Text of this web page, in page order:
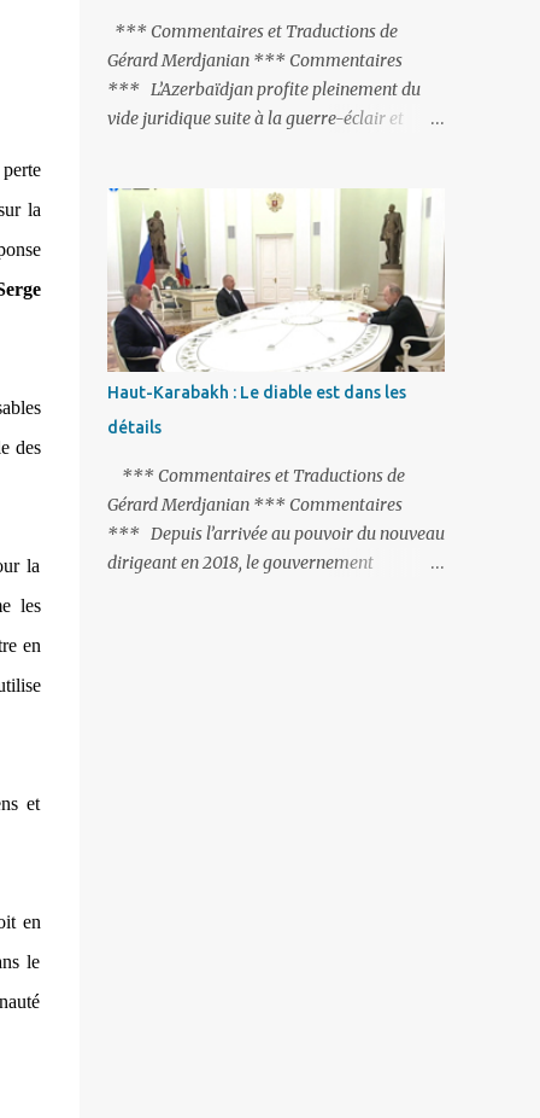
la
des
la
les
en
et
en
le
peine de mort est rétablie ; Et des menaces
non voilées envers les Etats-Unis : «Si Gülen
n'est pas extradé, les États-Unis sacrifieront
les relations bilatérales à cause de ce
*** Commentaires et Traductions de
Gérard Merdjanian *** Commentaires
*** L’Azerbaïdjan profite pleinement du
vide juridique suite à la guerre-éclair et
frontière entre l’Arménie et la Turquie
(268km) est essentiellement gardée par des
gardes-frontière russes rattachés à la base
militaire russe 102 de Gumri. On ne sait
jamais si l’envie prenait au zigoto d’en face
d’envoyer ses chars sur Erevan (1). Si les
221km de frontière avec le Nakhitchevan,
pas de problèmes majeurs, il n’en est pas de
même des 566km avec l’Azerbaïdjan. Bakou,
profitant de la faiblesse de l’Arménie et
surtout du fait que ce sont exclusivement des
gardes-frontière arméniens qui surveillent
Haut-Karabakh : Le diable est dans les
détails
*** Commentaires et Traductions de
Gérard Merdjanian *** Commentaires
*** Depuis l’arrivée au pouvoir du nouveau
dirigeant en 2018, le gouvernement